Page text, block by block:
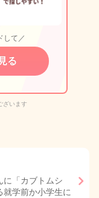
して／
る
ざいます
に「カブトムシ
学前か小学生に